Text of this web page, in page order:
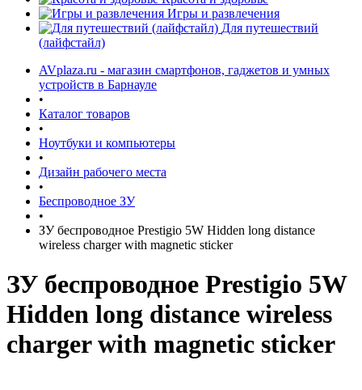
Игры и развлечения
Для путешествий
(лайфстайл)
AVplaza.ru - магазин смартфонов, гаджетов и умных
устройств в Барнауле
•
Каталог товаров
•
Ноутбуки и компьютеры
•
Дизайн рабочего места
•
Беспроводное ЗУ
•
ЗУ беспроводное Prestigio 5W Hidden long distance
wireless charger with magnetic sticker
ЗУ беспроводное Prestigio 5W
Hidden long distance wireless
charger with magnetic sticker